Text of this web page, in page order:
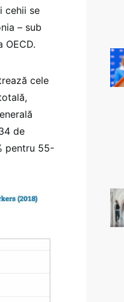
cehii se
– sub
cele
de
pentru 55-